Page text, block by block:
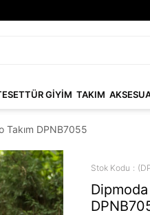
GİYİM TAKIM
Takım DPNB7055
Stok Kodu